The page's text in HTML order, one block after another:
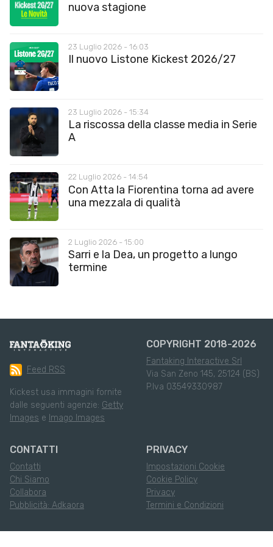
nuova stagione
23 Luglio 2026 - 16:03
Il nuovo Listone Kickest 2026/27
23 Luglio 2026 - 15:34
La riscossa della classe media in Serie
A
22 Luglio 2026 - 14:54
Con Atta la Fiorentina torna ad avere
una mezzala di qualità
2 Luglio 2026 - 15:00
Sarri e la Dea, un progetto a lungo
termine
Feed RSS
Kickest usa immagini fornite
dalle seguenti agenzie: Getty
Images e Imago Images
COPYRIGHT 2018-2026
Fantaking Interactive Srl
Via San Zeno 145, 25124 (BS)
P.Iva 03549330987
CONTATTI
Contatti
Chi Siamo
Collabora
Pubblicità: Adkaora
PRIVACY
Impostazioni Cookie
Cookie Policy
Privacy
Termini e Condizioni